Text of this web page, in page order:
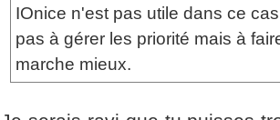
IOnice n'est pas utile dans ce
pas à gérer les priorité mais à
marche mieux.